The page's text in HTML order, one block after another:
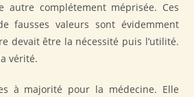
autre complétement méprisée. Ces
fausses valeurs sont évidemment
devait être la nécessité puis l’utilité.
vérité.
à majorité pour la médecine. Elle